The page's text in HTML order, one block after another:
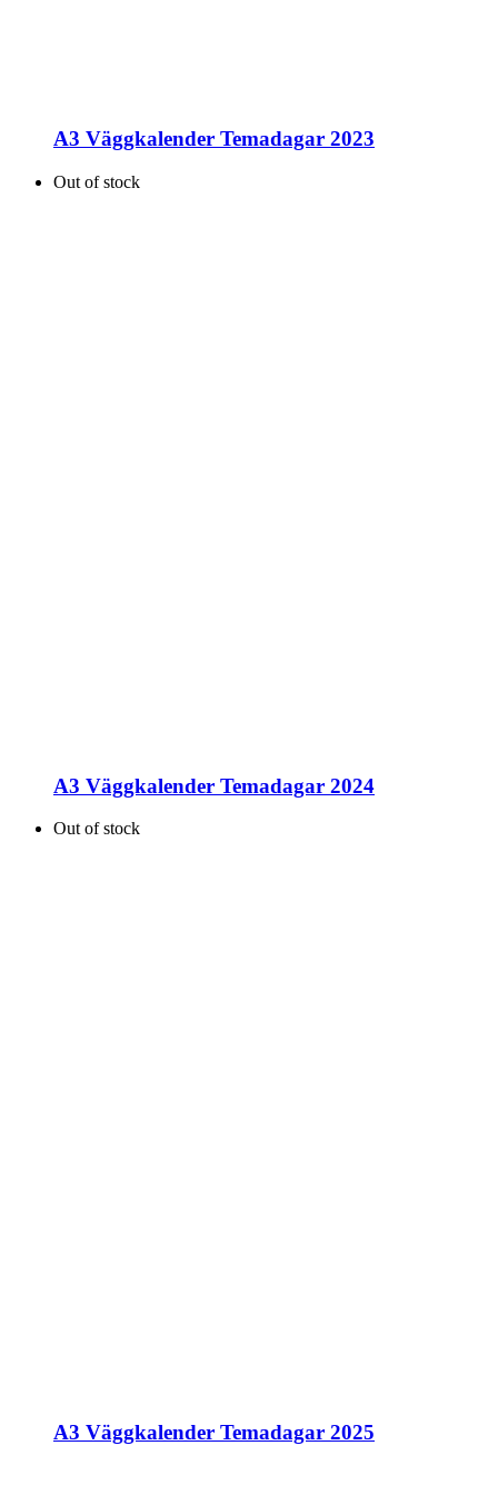
A3 Väggkalender Temadagar 2023
Out of stock
A3 Väggkalender Temadagar 2024
Out of stock
A3 Väggkalender Temadagar 2025